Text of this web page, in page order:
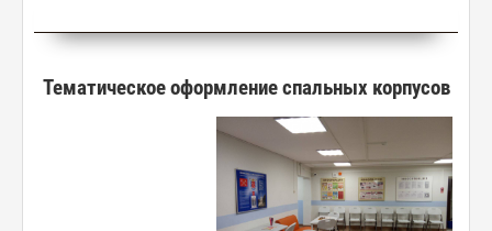
Тематическое оформление спальных корпусов